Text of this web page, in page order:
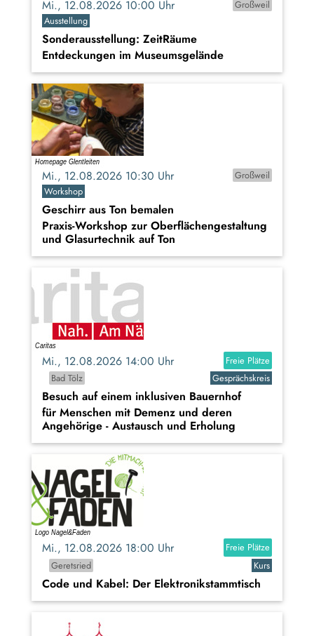
Mi., 12.08.2026 10:00 Uhr
Großweil
Ausstellung
Sonderausstellung: ZeitRäume
Entdeckungen im Museumsgelände
Mi., 12.08.2026 10:30 Uhr
Großweil
Workshop
Geschirr aus Ton bemalen
Praxis-Workshop zur Oberflächengestaltung
und Glasurtechnik auf Ton
Mi., 12.08.2026 14:00 Uhr
Freie Plätze
Bad Tölz
Gesprächskreis
Besuch auf einem inklusiven Bauernhof
für Menschen mit Demenz und deren
Angehörige - Austausch und Erholung
Mi., 12.08.2026 18:00 Uhr
Freie Plätze
Geretsried
Kurs
Code und Kabel: Der Elektronikstammtisch